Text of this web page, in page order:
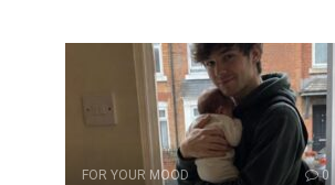
FOR YOUR MOOD 0